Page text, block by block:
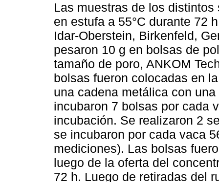
Las muestras de los
en estufa a 55°C durante 72
Idar-Oberstein, Birkenfeld,
pesaron 10 g en bolsas de
tamaño de poro, ANKOM
bolsas fueron colocadas en
una cadena metálica con
incubaron 7 bolsas por cada
incubación. Se realizaron 2
se incubaron por cada vaca
mediciones). Las bolsas
luego de la oferta del
72 h. Luego de retiradas del